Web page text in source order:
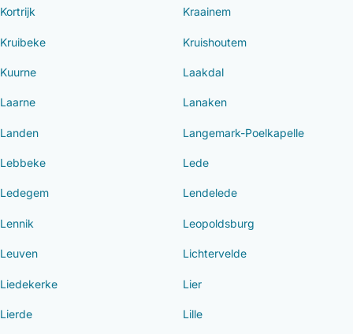
Kortrijk Kraainem
Kruibeke Kruishoutem
Kuurne Laakdal
Laarne Lanaken
Landen Langemark-Poelkapelle
Lebbeke Lede
Ledegem Lendelede
Lennik Leopoldsburg
Leuven Lichtervelde
Liedekerke Lier
Lierde Lille